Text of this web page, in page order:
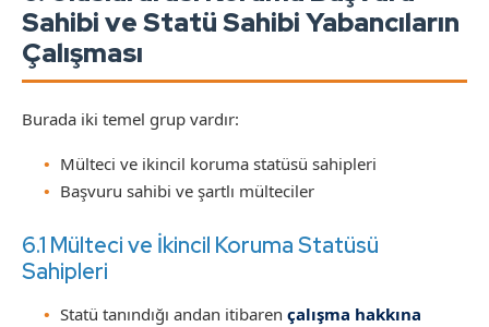
Sahibi ve Statü Sahibi Yabancıların
Çalışması
Burada iki temel grup vardır:
Mülteci ve ikincil koruma statüsü sahipleri
Başvuru sahibi ve şartlı mülteciler
6.1 Mülteci ve İkincil Koruma Statüsü
Sahipleri
Statü tanındığı andan itibaren çalışma hakkına